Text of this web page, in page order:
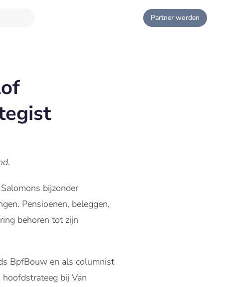
Partner worden
bijzonder
Pensioenen, beleggen,
behoren tot zijn
BpfBouw en als columnist
bij Van